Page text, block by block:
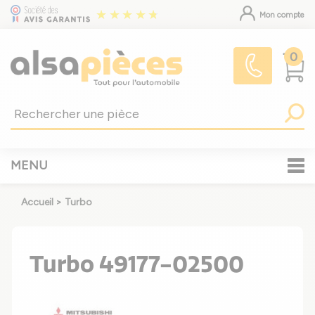
Mon compte
0
MENU
Accueil > Turbo
Turbo 49177-02500